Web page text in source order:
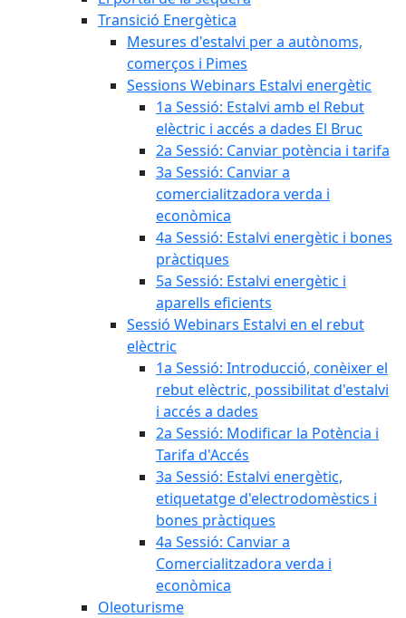
Transició Energètica
Mesures d'estalvi per a autònoms,
comerços i Pimes
Sessions Webinars Estalvi energètic
1a Sessió: Estalvi amb el Rebut
elèctric i accés a dades El Bruc
2a Sessió: Canviar potència i tarifa
3a Sessió: Canviar a
comercialitzadora verda i
econòmica
4a Sessió: Estalvi energètic i bones
pràctiques
5a Sessió: Estalvi energètic i
aparells eficients
Sessió Webinars Estalvi en el rebut
elèctric
1a Sessió: Introducció, conèixer el
rebut elèctric, possibilitat d'estalvi
i accés a dades
2a Sessió: Modificar la Potència i
Tarifa d'Accés
3a Sessió: Estalvi energètic,
etiquetatge d'electrodomèstics i
bones pràctiques
4a Sessió: Canviar a
Comercialitzadora verda i
econòmica
Oleoturisme